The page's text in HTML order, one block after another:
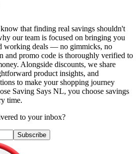
that finding real savings shouldn't
our team is focused on bringing you
working deals — no gimmicks, no
and promo code is thoroughly verified to
Alongside discounts, we share
product insights, and
to make your shopping journey
Saving Says NL, you choose savings
time.
to your inbox?
Subscribe